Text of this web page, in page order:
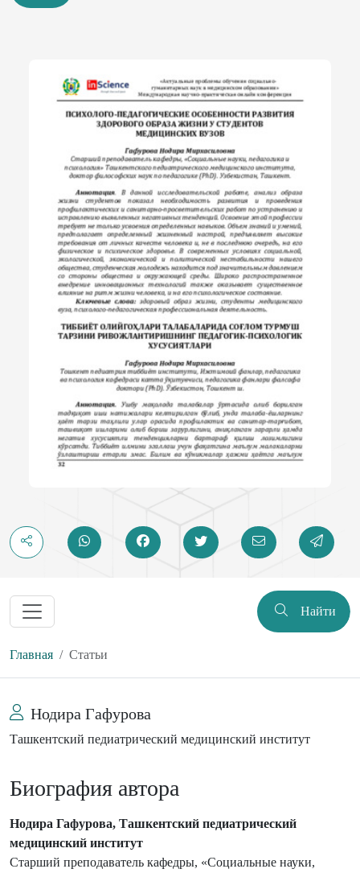
Найти
Главная Статьи
Нодира Гафурова
Ташкентский педиатрический медицинский институт
Биография автора
Нодира Гафурова, Ташкентский педиатрический
медицинский институт
Старший преподаватель кафедры, «Социальные науки,